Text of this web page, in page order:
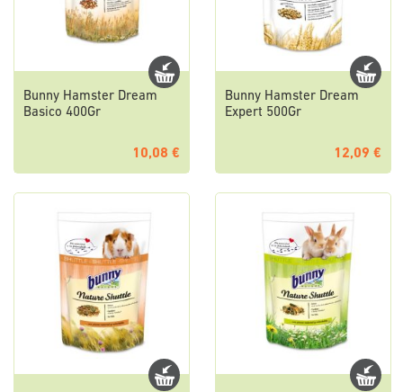
Bunny Hamster Dream
Basico 400Gr
10,08 €
Bunny Hamster Dream
Expert 500Gr
12,09 €